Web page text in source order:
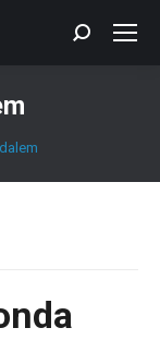
Search: